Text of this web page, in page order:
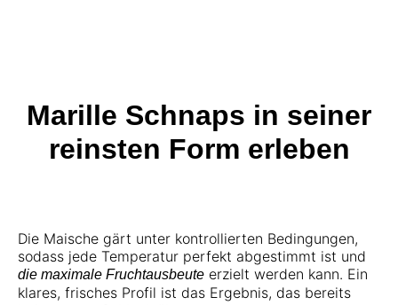
Marille Schnaps in seiner
reinsten Form erleben
Die Maische gärt unter kontrollierten Bedingungen,
sodass jede Temperatur perfekt abgestimmt ist und
die maximale Fruchtausbeute erzielt werden kann. Ein
klares, frisches Profil ist das Ergebnis, das bereits